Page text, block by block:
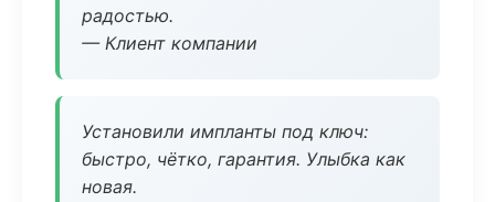
радостью.
— Клиент компании
Установили импланты под ключ:
быстро, чётко, гарантия. Улыбка как
новая.